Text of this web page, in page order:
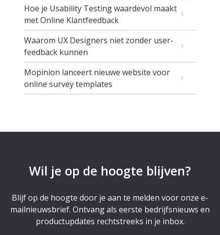
Hoe je Usability Testing waardevol maakt
met Online Klantfeedback
Waarom UX Designers niet zonder user-
feedback kunnen
Mopinion lanceert nieuwe website voor
online survey templates
Wil je op de hoogte blijven?
Blijf op de hoogte door je aan te melden voor onze e-
mailnieuwsbrief. Ontvang als eerste bedrijfsnieuws en
productupdates rechtstreeks in je inbox.